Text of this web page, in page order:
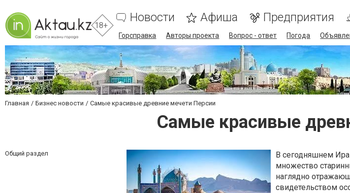
18+
Новости Афиша Предприятия
Горсправка Авторы проекта Вопрос - ответ Погода
Главная Бизнес новости Самые красивые древние мечети Персии
Самые красивые
Общий раздел
В сегодняшнем
множество
наглядно
свидетельством